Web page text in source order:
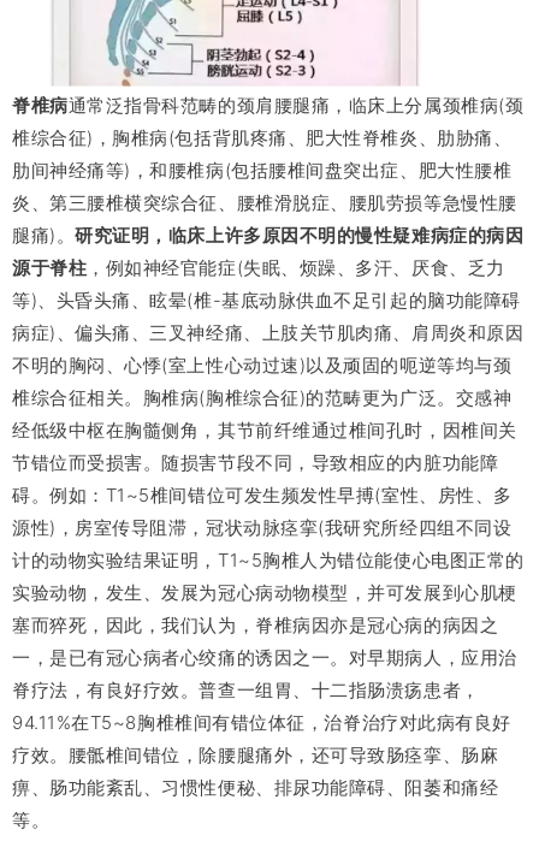
脊椎病通常泛指骨科范畴的颈肩腰腿痛，临床上分属颈椎病(颈
椎综合征)，胸椎病(包括背肌疼痛、肥大性脊椎炎、肋胁痛、
肋间神经痛等)，和腰椎病(包括腰椎间盘突出症、肥大性腰椎
炎、第三腰椎横突综合征、腰椎滑脱症、腰肌劳损等急慢性腰
腿痛)。研究证明，临床上许多原因不明的慢性疑难病症的病因
源于脊柱 ，例如神经官能症(失眠、烦躁、多汗、厌食、乏力
等)、头昏头痛、眩晕(椎-基底动脉供血不足引起的脑功能障碍
病症)、偏头痛、三叉神经痛、上肢关节肌肉痛、肩周炎和原因
不明的胸闷、心悸(室上性心动过速)以及顽固的呃逆等均与颈
椎综合征相关。胸椎病(胸椎综合征)的范畴更为广泛。交感神
经低级中枢在胸髓侧角，其节前纤维通过椎间孔时，因椎间关
节错位而受损害。随损害节段不同，导致相应的内脏功能障
碍。例如：T1~5椎间错位可发生频发性早搏(室性、房性、多
源性)，房室传导阻滞，冠状动脉痉挛(我研究所经四组不同设
计的动物实验结果证明，T1~5胸椎人为错位能使心电图正常的
实验动物，发生、发展为冠心病动物模型，并可发展到心肌梗
塞而猝死，因此，我们认为，脊椎病因亦是冠心病的病因之
一，是已有冠心病者心绞痛的诱因之一。对早期病人，应用治
脊疗法，有良好疗效。普查一组胃、十二指肠溃疡患者，
94.11%在T5~8胸椎椎间有错位体征，治脊治疗对此病有良好
疗效。腰骶椎间错位，除腰腿痛外，还可导致肠痉挛、肠麻
痹、肠功能紊乱、习惯性便秘、排尿功能障碍、阳萎和痛经
等。